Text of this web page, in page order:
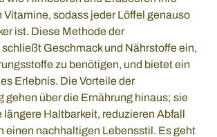
sodass jeder Löffel genauso
ist. Diese Methode der
Geschmack und Nährstoffe ein,
zu benötigen, und bietet ein
Erlebnis. Die Vorteile der
gehen über die Ernährung hinaus; sie
längere Haltbarkeit, reduzieren Abfall
einen nachhaltigen Lebensstil. Es geht